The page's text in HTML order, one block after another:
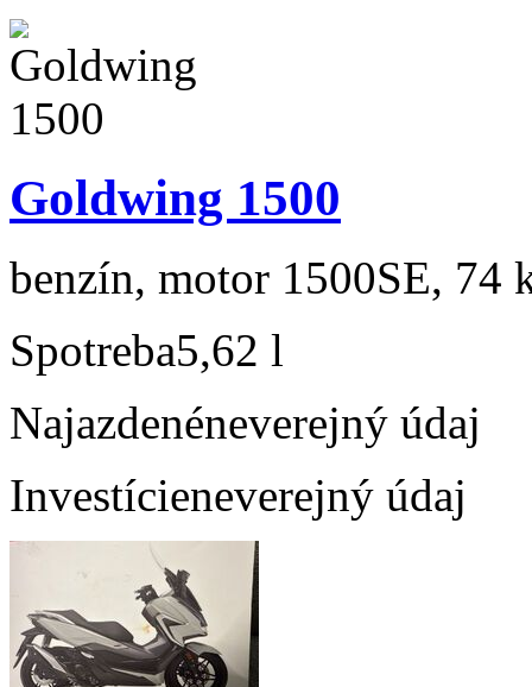
Goldwing 1500
benzín, motor 1500SE, 74
Spotreba5,62 l
Najazdenéneverejný údaj
Investícieneverejný údaj